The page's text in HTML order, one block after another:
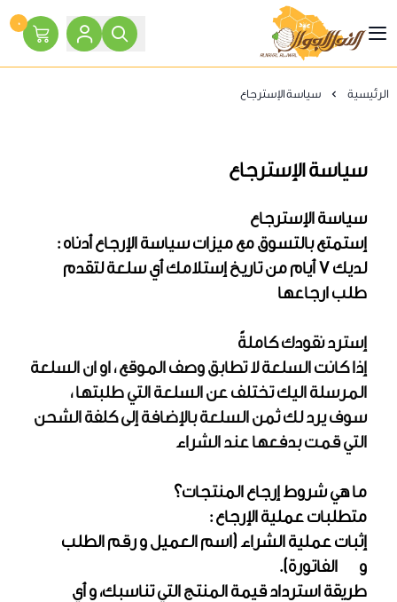
النحل الجوال
٠
الرئيسية سياسة الإسترجاع
سياسة الإسترجاع
سياسة الإسترجاع
إستمتع بالتسوق مع ميزات سياسة الإرجاع أدناه :
لديك 7 أيام من تاريخ إستلامك أي سلعة لتقدم
طلب ارجاعها
إسترد نقودك كاملةً
إذا كانت السلعة لا تطابق وصف الموقع ، او ان السلعة
المرسلة اليك تختلف عن السلعة التي طلبتها ،
سوف يرد لك ثمن السلعة بالإضافة إلى كلفة الشحن
التي قمت بدفعها عند الشراء
ما هي شروط إرجاع المنتجات؟
متطلبات عملية الإرجاع :
إثبات عملية الشراء (اسم العميل و رقم الطلب
و الفاتورة).
طريقة استرداد قيمة المنتج التي تناسبك، و أي